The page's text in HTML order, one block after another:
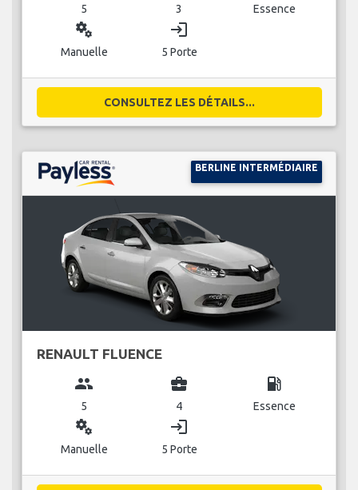
5 3 Essence
miscellaneous_services
Manuelle
login
5 Porte
CONSULTEZ LES DÉTAILS...
BERLINE INTERMÉDIAIRE
RENAULT FLUENCE
group
5
business_center
4
local_gas_station
Essence
miscellaneous_services
Manuelle
login
5 Porte